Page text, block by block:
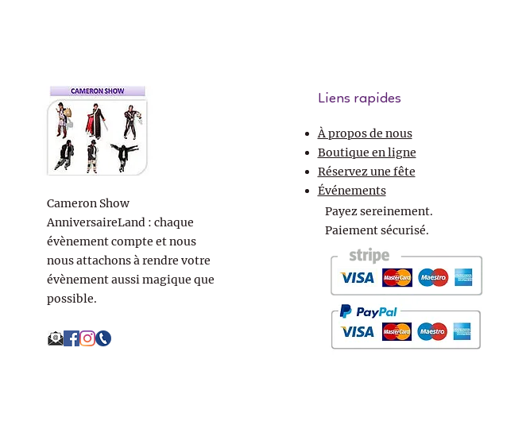
Cameron Show
AnniversaireLand : chaque
évènement compte et nous
nous attachons à rendre votre
évènement aussi magique que
possible.
Liens rapides
À propos de nous
Boutique en ligne
Réservez une fête
Événements
Payez sereinement.
Paiement sécurisé.